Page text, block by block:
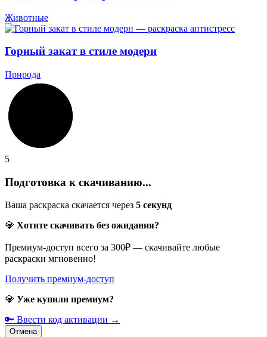
Животные
Горный закат в стиле модерн
Природа
5
Подготовка к скачиванию...
Ваша раскраска скачается через 5 секунд
💎 Хотите скачивать без ожидания?
Премиум-доступ всего за 300₽ — скачивайте любые
раскраски мгновенно!
Получить премиум-доступ
💎 Уже купили премиум?
🔑 Ввести код активации →
Отмена